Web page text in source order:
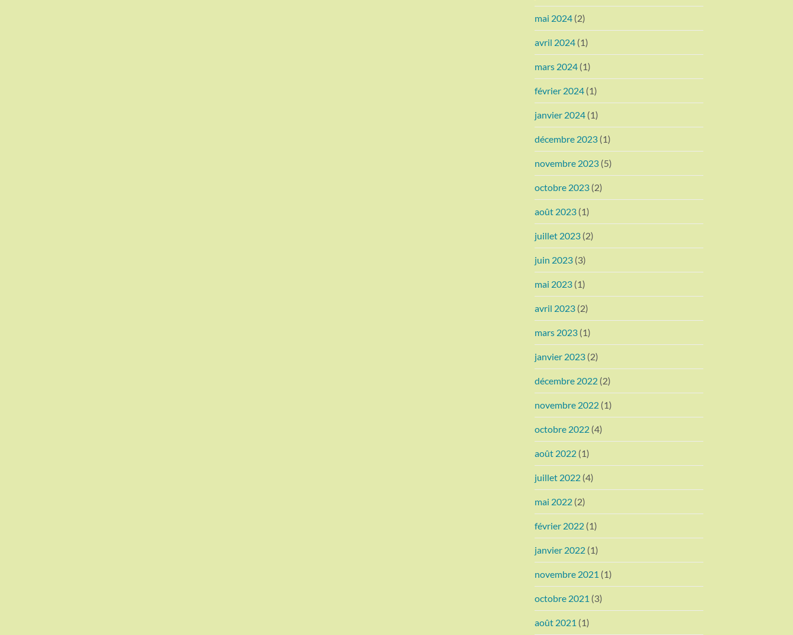
mai 2024 (2)
avril 2024 (1)
mars 2024 (1)
février 2024 (1)
janvier 2024 (1)
décembre 2023 (1)
novembre 2023 (5)
octobre 2023 (2)
août 2023 (1)
juillet 2023 (2)
juin 2023 (3)
mai 2023 (1)
avril 2023 (2)
mars 2023 (1)
janvier 2023 (2)
décembre 2022 (2)
novembre 2022 (1)
octobre 2022 (4)
août 2022 (1)
juillet 2022 (4)
mai 2022 (2)
février 2022 (1)
janvier 2022 (1)
novembre 2021 (1)
octobre 2021 (3)
août 2021 (1)